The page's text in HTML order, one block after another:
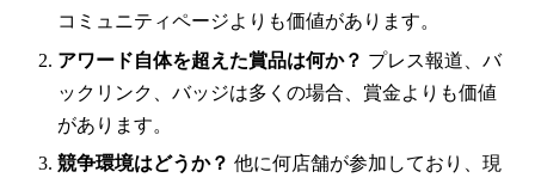
コミュニティページよりも価値があります。
アワード自体を超えた賞品は何か？ プレス報道、バ
ックリンク、バッジは多くの場合、賞金よりも価値
があります。
競争環境はどうか？ 他に何店舗が参加しており、現